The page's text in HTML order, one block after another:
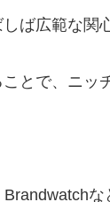
ば広範な関
とで、ニッ
な